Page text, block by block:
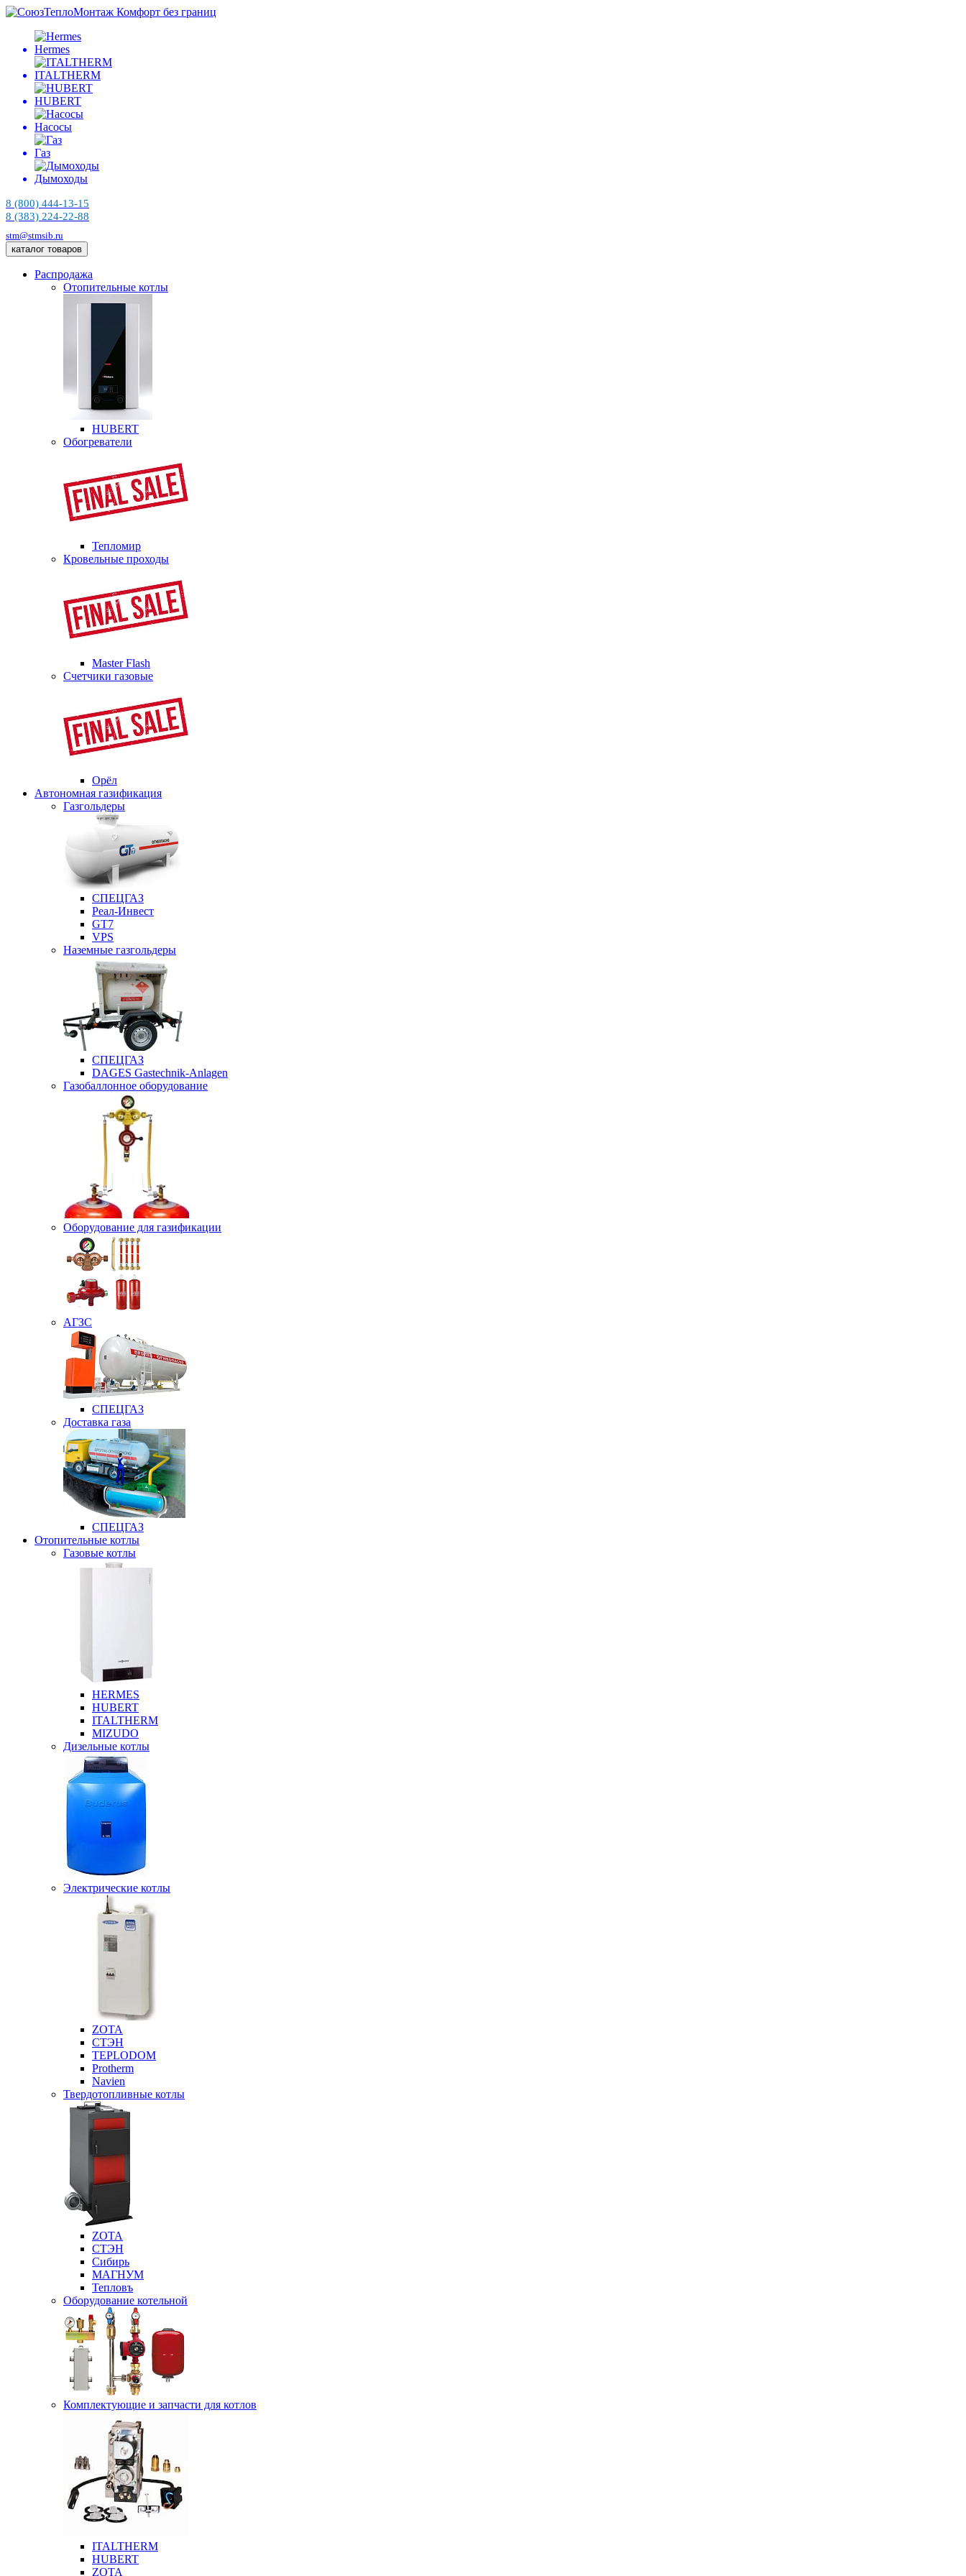
Комфорт без границ
Hermes
ITALTHERM
HUBERT
Насосы
Газ
Дымоходы
8 (800) 444-13-15
8 (383) 224-22-88
stm@stmsib.ru
каталог товаров
Распродажа
Отопительные котлы
HUBERT
Обогреватели
Тепломир
Кровельные проходы
Master Flash
Счетчики газовые
Орёл
Автономная газификация
Газгольдеры
СПЕЦГАЗ
Реал-Инвест
GT7
VPS
Наземные газгольдеры
СПЕЦГАЗ
DAGES Gastechnik-Anlagen
Газобаллонное оборудование
Оборудование для газификации
АГЗС
СПЕЦГАЗ
Доставка газа
СПЕЦГАЗ
Отопительные котлы
Газовые котлы
HERMES
HUBERT
ITALTHERM
MIZUDO
Дизельные котлы
Электрические котлы
ZOTA
СТЭН
TEPLODOM
Protherm
Navien
Твердотопливные котлы
ZOTA
СТЭН
Сибирь
МАГНУМ
Тепловъ
Оборудование котельной
Комплектующие и запчасти для котлов
ITALTHERM
HUBERT
ZOTA